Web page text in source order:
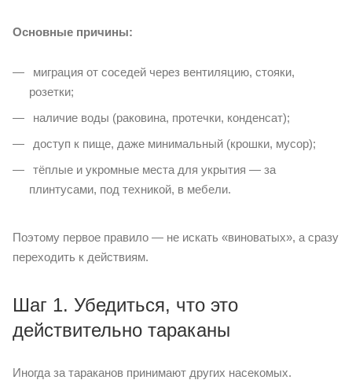
Основные причины:
миграция от соседей через вентиляцию, стояки,
розетки;
наличие воды (раковина, протечки, конденсат);
доступ к пище, даже минимальный (крошки, мусор);
тёплые и укромные места для укрытия — за
плинтусами, под техникой, в мебели.
Поэтому первое правило — не искать «виноватых», а сразу
переходить к действиям.
Шаг 1. Убедиться, что это
действительно тараканы
Иногда за тараканов принимают других насекомых.